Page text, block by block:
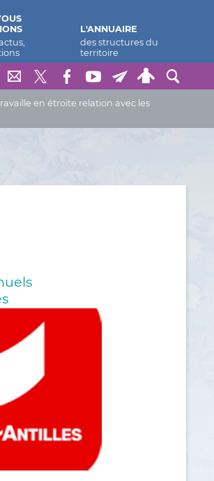
en étroite relation avec les
L'ANNUAIRE